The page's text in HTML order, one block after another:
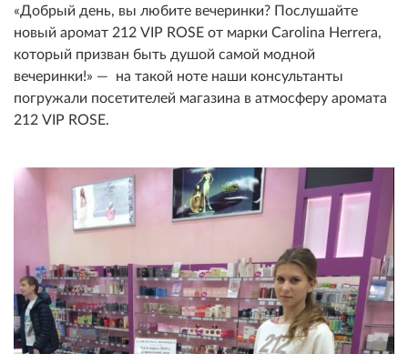
«Добрый день, вы любите вечеринки? Послушайте
новый аромат 212 VIP ROSE от марки Carolina Herrera,
который призван быть душой самой модной
вечеринки!» — на такой ноте наши консультанты
погружали посетителей магазина в атмосферу аромата
212 VIP ROSE.